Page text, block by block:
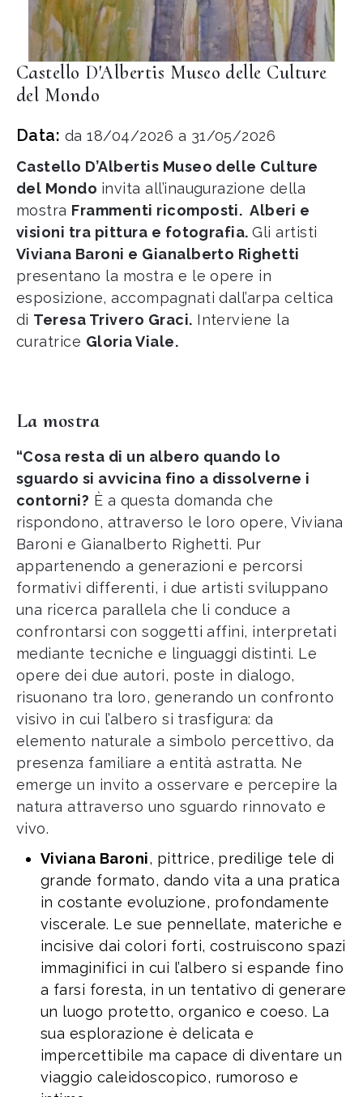
Castello D'Albertis Museo delle Culture
del Mondo
Data: da 18/04/2026 a 31/05/2026
Castello D’Albertis Museo delle Culture
del Mondo invita all’inaugurazione della
mostra Frammenti ricomposti. Alberi e
visioni tra pittura e fotografia.Gli artisti
Viviana Baroni e Gianalberto Righetti
presentano la mostra e le opere in
esposizione, accompagnati dall’arpa celtica
di Teresa Trivero Graci. Interviene la
curatrice Gloria Viale.
La mostra
“Cosa resta di un albero quando lo
sguardo si avvicina fino a dissolverne i
contorni? È a questa domanda che
rispondono, attraverso le loro opere, Viviana
Baroni e Gianalberto Righetti. Pur
appartenendo a generazioni e percorsi
formativi differenti, i due artisti sviluppano
una ricerca parallela che li conduce a
confrontarsi con soggetti affini, interpretati
mediante tecniche e linguaggi distinti. Le
opere dei due autori, poste in dialogo,
risuonano tra loro, generando un confronto
visivo in cui l’albero si trasfigura: da
elemento naturale a simbolo percettivo, da
presenza familiare a entità astratta. Ne
emerge un invito a osservare e percepire la
natura attraverso uno sguardo rinnovato e
vivo.
Viviana Baroni, pittrice, predilige tele di
grande formato, dando vita a una pratica
in costante evoluzione, profondamente
viscerale. Le sue pennellate, materiche e
incisive dai colori forti, costruiscono spazi
immaginifici in cui l’albero si espande fino
a farsi foresta, in un tentativo di generare
un luogo protetto, organico e coeso. La
sua esplorazione è delicata e
impercettibile ma capace di diventare un
viaggio caleidoscopico, rumoroso e